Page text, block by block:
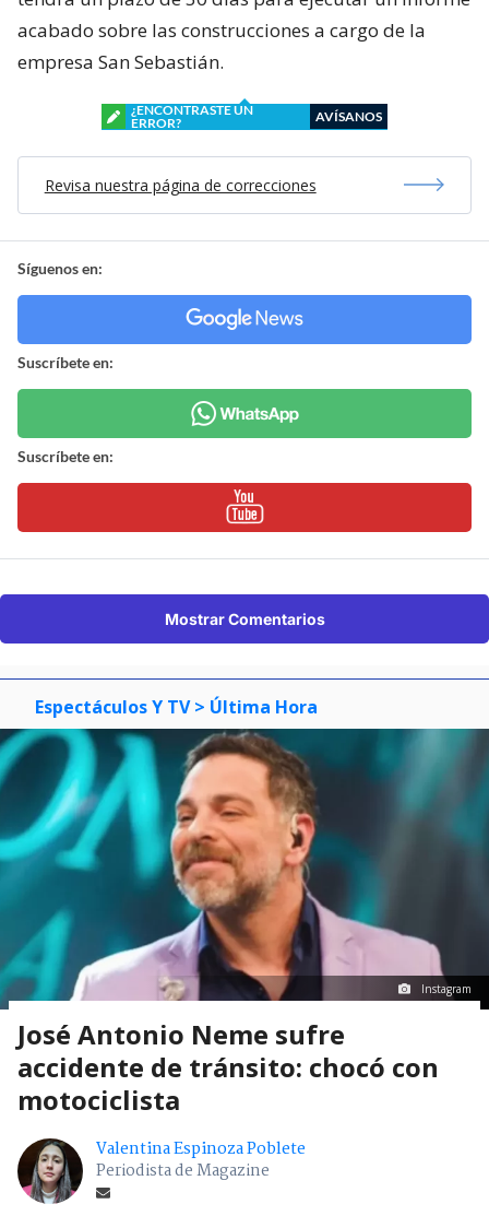
acabado sobre las construcciones a cargo de la
empresa San Sebastián.
¿ENCONTRASTE UN
ERROR?
AVÍSANOS
Revisa nuestra página de correcciones
Síguenos en:
Suscríbete en:
Suscríbete en:
Mostrar Comentarios
Espectáculos Y TV > Última Hora
Instagram
José Antonio Neme sufre
accidente de tránsito: chocó con
motociclista
Valentina Espinoza Poblete
Periodista de Magazine